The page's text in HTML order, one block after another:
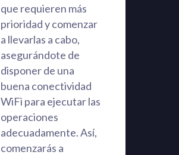
que requieren más
prioridad y comenzar
a llevarlas a cabo,
asegurándote de
disponer de una
buena conectividad
WiFi para ejecutar las
operaciones
adecuadamente. Así,
comenzarás a